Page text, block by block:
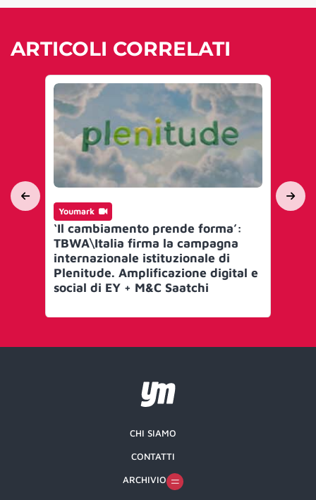
ARTICOLI CORRELATI
Youmark
‘Il cambiamento prende forma’:
TBWA\Italia firma la campagna
internazionale istituzionale di
Plenitude. Amplificazione digital e
social di EY + M&C Saatchi
CHI SIAMO
CONTATTI
ARCHIVIO